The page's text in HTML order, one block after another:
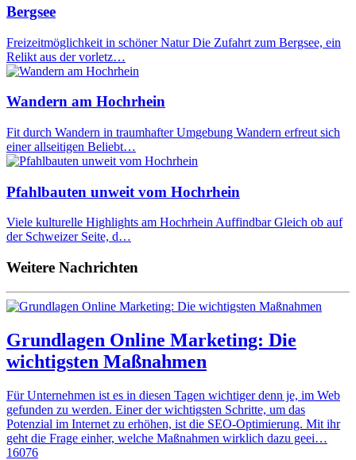
Bergsee
Freizeitmöglichkeit in schöner Natur Die Zufahrt zum Bergsee, ein
Relikt aus der vorletz…
Wandern am Hochrhein
Fit durch Wandern in traumhafter Umgebung Wandern erfreut sich
einer allseitigen Beliebt…
Pfahlbauten unweit vom Hochrhein
Viele kulturelle Highlights am Hochrhein Auffindbar Gleich ob auf
der Schweizer Seite, d…
Weitere Nachrichten
Grundlagen Online Marketing: Die
wichtigsten Maßnahmen
Für Unternehmen ist es in diesen Tagen wichtiger denn je, im Web
gefunden zu werden. Einer der wichtigsten Schritte, um das
Potenzial im Internet zu erhöhen, ist die SEO-Optimierung. Mit ihr
geht die Frage einher, welche Maßnahmen wirklich dazu geei…
16076